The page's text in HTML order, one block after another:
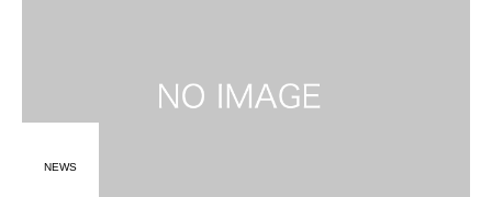
NEWS